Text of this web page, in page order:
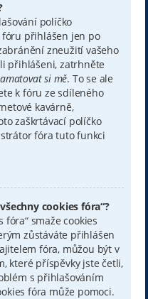
políčko
přihlášen jen po
zneužití vašeho
přihlášeni, zatrhněte
si mě. To se ale
k fóru ze sdíleného
kavárně,
zaškrtávací políčko
fóra tuto funkci
cookies fóra“?
fóra“ smaže cookies
zůstáváte přihlášen
fóra, můžou být v
které příspěvky jste četli,
s přihlašováním
fóra může pomoci.